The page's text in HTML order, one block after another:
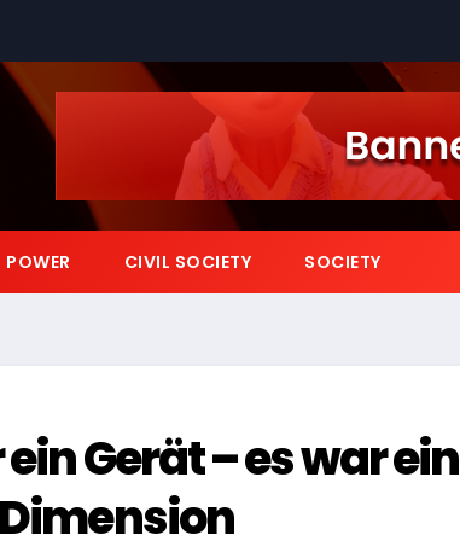
POWER CIVIL SOCIETY SOCIETY
Gerät – es war ein